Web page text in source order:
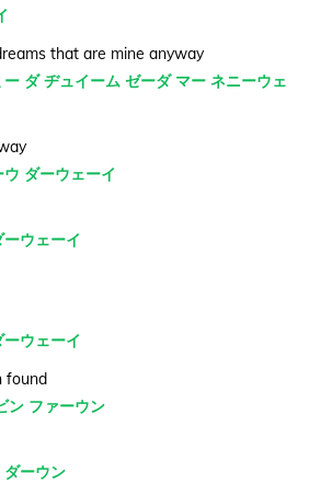
that are mine anyway
ダ ヂュイーム ゼーダ マー ネニーウェ
ダーウェーイ
ウェーイ
ウェーイ
found
ン ファーウン
ーウン